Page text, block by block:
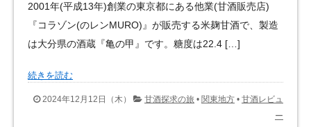
2001年(平成13年)創業の東京都にある他業(甘酒販売店)
『コラゾン(のレンMURO)』が販売する米麹甘酒で、製造
は大分県の酒蔵『亀の甲』です。糖度は22.4 […]
続きを読む
2024年12月12日（木） 甘酒探求の旅 • 関東地方 • 甘酒レビュ
ー